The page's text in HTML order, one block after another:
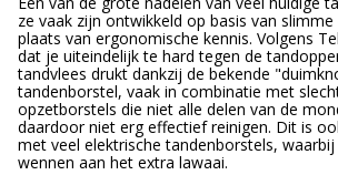
ze vaak zijn ontwikkeld op basis van
plaats van ergonomische kennis. Volgens
dat je uiteindelijk te hard tegen de
tandvlees drukt dankzij de bekende
tandenborstel, vaak in combinatie met
opzetborstels die niet alle delen van de
daardoor niet erg effectief reinigen. Dit is
met veel elektrische tandenborstels,
wennen aan het extra lawaai.